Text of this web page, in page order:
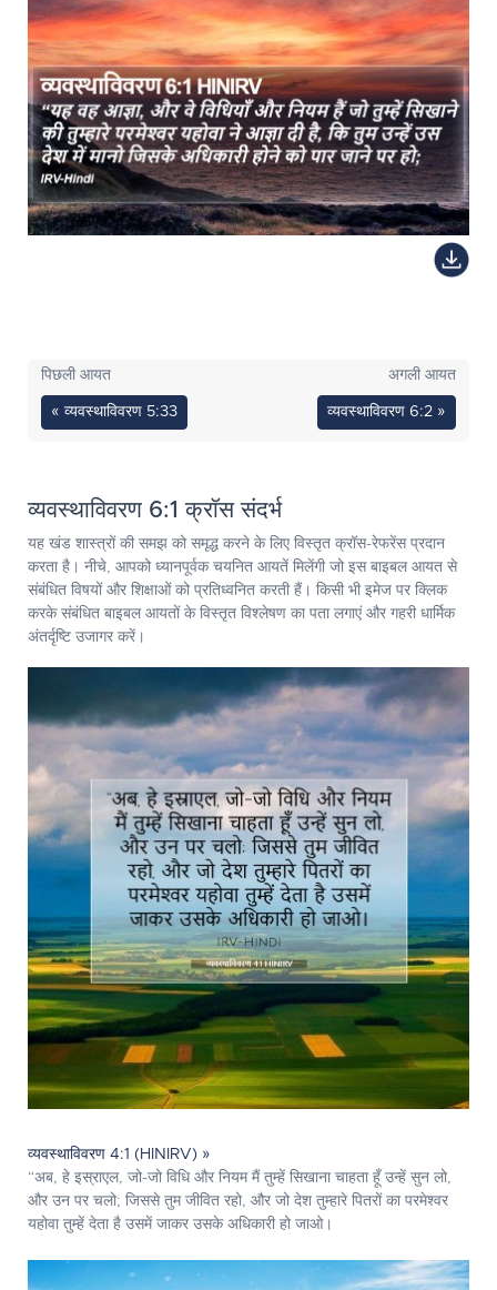
पिछली आयत
« व्यवस्थाविवरण 5:33
अगली आयत
व्यवस्थाविवरण 6:2 »
व्यवस्थाविवरण 6:1 क्रॉस संदर्भ
यह खंड शास्त्रों की समझ को समृद्ध करने के लिए विस्तृत क्रॉस-रेफरेंस प्रदान
करता है। नीचे, आपको ध्यानपूर्वक चयनित आयतें मिलेंगी जो इस बाइबल आयत से
संबंधित विषयों और शिक्षाओं को प्रतिध्वनित करती हैं। किसी भी इमेज पर क्लिक
करके संबंधित बाइबल आयतों के विस्तृत विश्लेषण का पता लगाएं और गहरी धार्मिक
अंतर्दृष्टि उजागर करें।
व्यवस्थाविवरण 4:1 (HINIRV) »
“अब, हे इस्राएल, जो-जो विधि और नियम मैं तुम्हें सिखाना चाहता हूँ उन्हें सुन लो,
और उन पर चलो; जिससे तुम जीवित रहो, और जो देश तुम्हारे पितरों का परमेश्‍वर
यहोवा तुम्हें देता है उसमें जाकर उसके अधिकारी हो जाओ।